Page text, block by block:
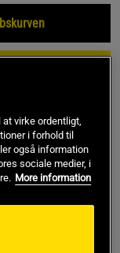
og med den 5/8
virke ordentligt,
i forhold til
også information
sociale medier, i
More information